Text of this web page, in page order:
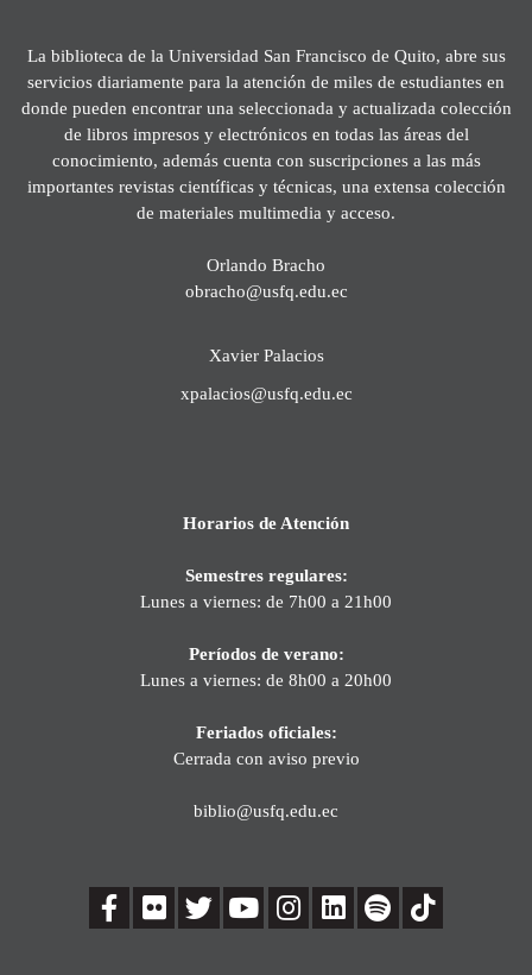
La biblioteca de la Universidad San Francisco de Quito, abre sus
servicios diariamente para la atención de miles de estudiantes en
donde pueden encontrar una seleccionada y actualizada colección
de libros impresos y electrónicos en todas las áreas del
conocimiento, además cuenta con suscripciones a las más
importantes revistas científicas y técnicas, una extensa colección
de materiales multimedia y acceso.
Orlando Bracho
obracho@usfq.edu.ec
Xavier Palacios
xpalacios@usfq.edu.ec
Horarios de Atención
Semestres regulares:
Lunes a viernes: de 7h00 a 21h00
Períodos de verano:
Lunes a viernes: de 8h00 a 20h00
Feriados oficiales:
Cerrada con aviso previo
biblio@usfq.edu.ec